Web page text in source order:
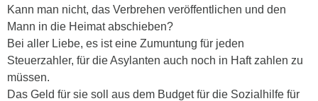
Kann man nicht, das Verbrehen veröffentlichen und den
Mann in die Heimat abschieben?
Bei aller Liebe, es ist eine Zumuntung für jeden
Steuerzahler, für die Asylanten auch noch in Haft zahlen zu
müssen.
Das Geld für sie soll aus dem Budget für die Sozialhilfe für